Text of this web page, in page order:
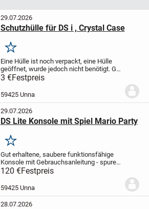
29.07.2026
Schutzhülle für DS i , Crystal Case
Merken
Eine Hülle ist noch verpackt, eine Hülle
geöffnet, wurde jedoch nicht benötigt. Gut
erhalten und sauber, siehe Fotos.
die verpackte Hülle 4,00
geöffnete Hülle 3,00 Euro
3 €Festpreis
59425 Unna
29.07.2026
DS Lite Konsole mit Spiel Mario Party
Merken
Gut erhaltene, saubere funktionsfähige
Konsole mit Gebrauchsanleitung - spuren,
neuen beigelegten Akku, passendes
kaum genutztes Kabel, Stift und Mario -
Spiel, siehe Fotos. Karton vom DS kann
120 €Festpreis
59425 Unna
28.07.2026